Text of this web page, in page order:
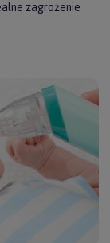
zagrożenie
jako zbędny